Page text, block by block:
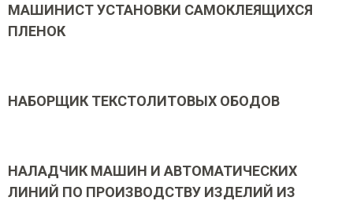
МАШИНИСТ УСТАНОВКИ САМОКЛЕЯЩИХСЯ
ПЛЕНОК
НАБОРЩИК ТЕКСТОЛИТОВЫХ ОБОДОВ
НАЛАДЧИК МАШИН И АВТОМАТИЧЕСКИХ
ЛИНИЙ ПО ПРОИЗВОДСТВУ ИЗДЕЛИЙ ИЗ